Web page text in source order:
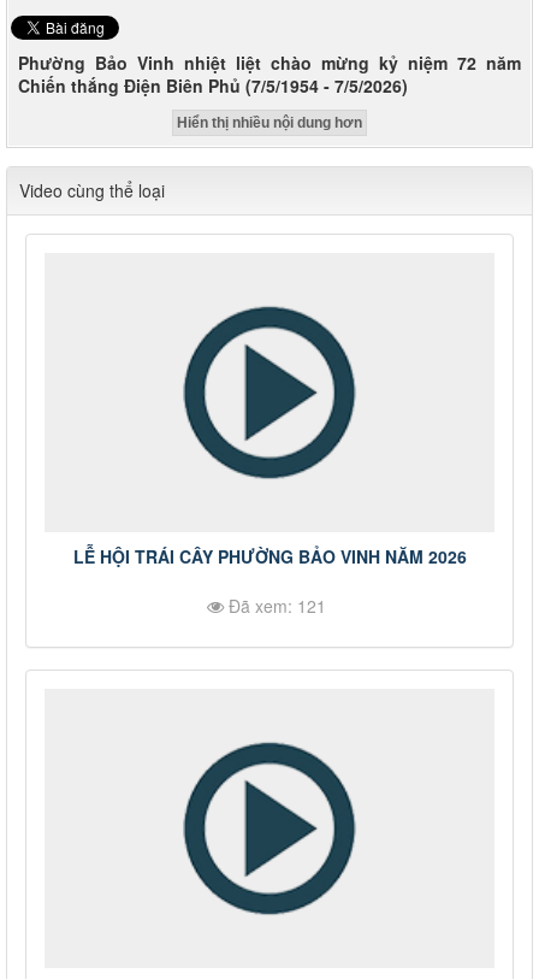
Phường Bảo Vinh nhiệt liệt chào mừng kỷ niệm 72 năm
Chiến thắng Điện Biên Phủ (7/5/1954 - 7/5/2026)
Hiển thị nhiều nội dung hơn
Video cùng thể loại
LỄ HỘI TRÁI CÂY PHƯỜNG BẢO VINH NĂM 2026
Đã xem: 121